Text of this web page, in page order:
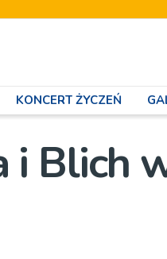
KONCERT ŻYCZEŃ
i Blich